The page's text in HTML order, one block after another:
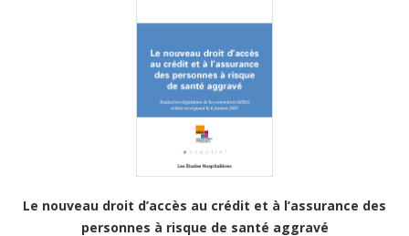
Le nouveau droit d’accès au crédit et à l’assurance des
personnes à risque de santé aggravé